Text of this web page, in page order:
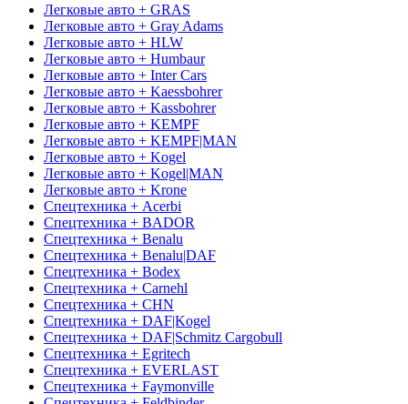
Легковые авто + GRAS
Легковые авто + Gray Adams
Легковые авто + HLW
Легковые авто + Humbaur
Легковые авто + Inter Cars
Легковые авто + Kaessbohrer
Легковые авто + Kassbohrer
Легковые авто + KEMPF
Легковые авто + KEMPF|MAN
Легковые авто + Kogel
Легковые авто + Kogel|MAN
Легковые авто + Krone
Спецтехника + Acerbi
Спецтехника + BADOR
Спецтехника + Benalu
Спецтехника + Benalu|DAF
Спецтехника + Bodex
Спецтехника + Carnehl
Спецтехника + CHN
Спецтехника + DAF|Kogel
Спецтехника + DAF|Schmitz Cargobull
Спецтехника + Egritech
Спецтехника + EVERLAST
Спецтехника + Faymonville